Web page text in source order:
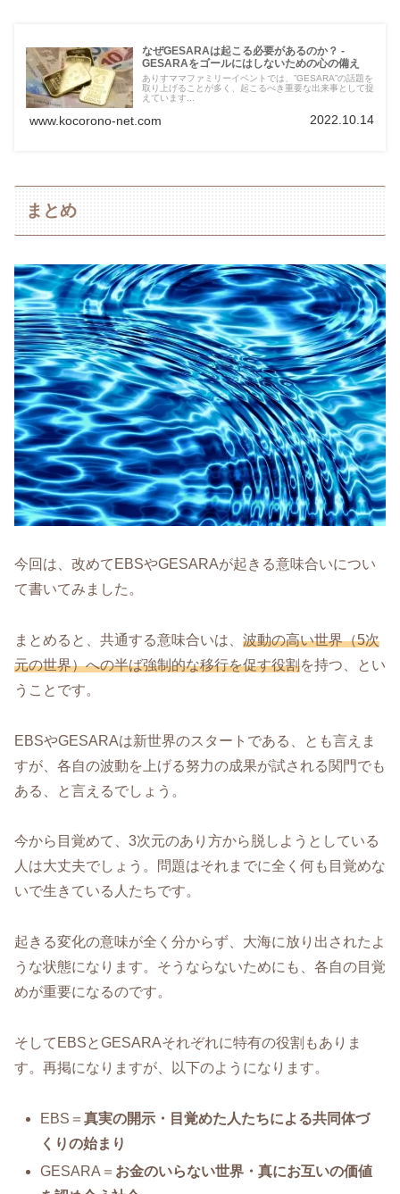
なぜGESARAは起こる必要があるのか？ -
GESARAをゴールにはしないための心の備え
ありすママファミリーイベントでは、”GESARA”の話題を
取り上げることが多く、起こるべき重要な出来事として捉
えています...
www.kocorono-net.com 2022.10.14
まとめ
今回は、改めてEBSやGESARAが起きる意味合いについ
て書いてみました。
まとめると、共通する意味合いは、 波動の高い世界（5次
元の世界）への半ば強制的な移行を促す役割を持つ、とい
うことです。
EBSやGESARAは新世界のスタートである、とも言えま
すが、各自の波動を上げる努力の成果が試される関門でも
ある、と言えるでしょう。
今から目覚めて、3次元のあり方から脱しようとしている
人は大丈夫でしょう。問題はそれまでに全く何も目覚めな
いで生きている人たちです。
起きる変化の意味が全く分からず、大海に放り出されたよ
うな状態になります。そうならないためにも、各自の目覚
めが重要になるのです。
そしてEBSとGESARAそれぞれに特有の役割もありま
す。再掲になりますが、以下のようになります。
EBS＝真実の開示・目覚めた人たちによる共同体づ
くりの始まり
GESARA＝ お金のいらない世界・真にお互いの価値